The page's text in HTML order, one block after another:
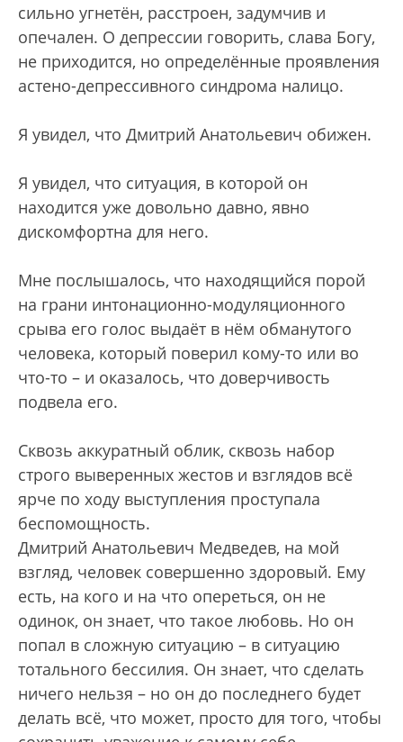
сильно угнетён, расстроен, задумчив и
опечален. О депрессии говорить, слава Богу,
не приходится, но определённые проявления
астено-депрессивного синдрома налицо.
Я увидел, что Дмитрий Анатольевич обижен.
Я увидел, что ситуация, в которой он
находится уже довольно давно, явно
дискомфортна для него.
Мне послышалось, что находящийся порой
на грани интонационно-модуляционного
срыва его голос выдаёт в нём обманутого
человека, который поверил кому-то или во
что-то – и оказалось, что доверчивость
подвела его.
Сквозь аккуратный облик, сквозь набор
строго выверенных жестов и взглядов всё
ярче по ходу выступления проступала
беспомощность.
Дмитрий Анатольевич Медведев, на мой
взгляд, человек совершенно здоровый. Ему
есть, на кого и на что опереться, он не
одинок, он знает, что такое любовь. Но он
попал в сложную ситуацию – в ситуацию
тотального бессилия. Он знает, что сделать
ничего нельзя – но он до последнего будет
делать всё, что может, просто для того, чтобы